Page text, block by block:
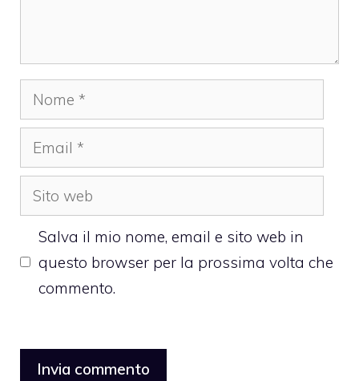
Nome
Email
Sito
web
Salva il mio nome, email e sito web in
questo browser per la prossima volta che
commento.